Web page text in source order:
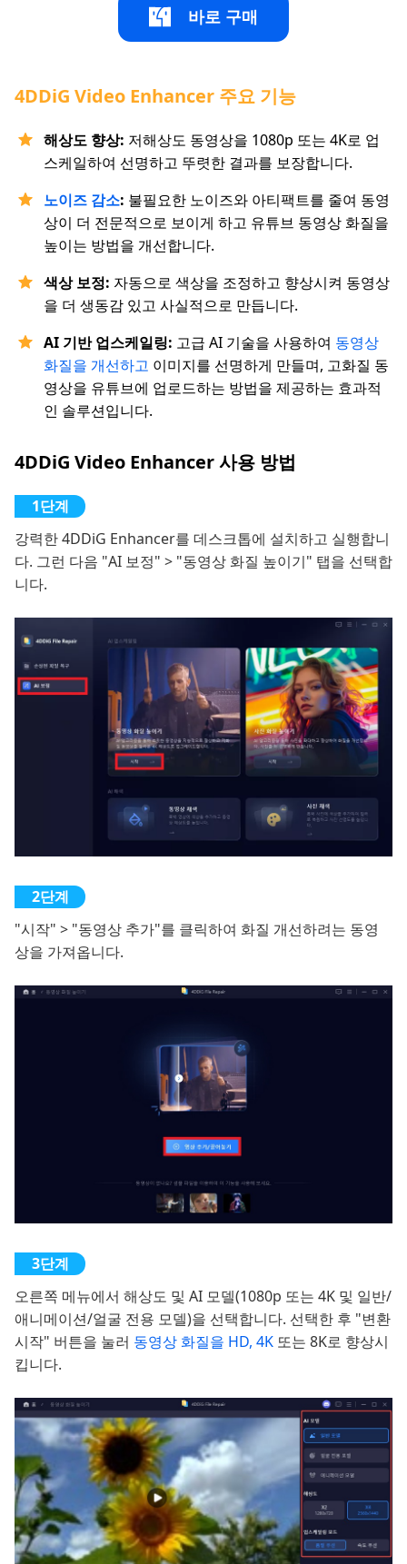
바로 구매
4DDiG Video Enhancer 주요 기능
해상도 향상: 저해상도 동영상을 1080p 또는 4K로 업
스케일하여 선명하고 뚜렷한 결과를 보장합니다.
노이즈 감소: 불필요한 노이즈와 아티팩트를 줄여 동영
상이 더 전문적으로 보이게 하고 유튜브 동영상 화질을
높이는 방법을 개선합니다.
색상 보정: 자동으로 색상을 조정하고 향상시켜 동영상
을 더 생동감 있고 사실적으로 만듭니다.
AI 기반 업스케일링: 고급 AI 기술을 사용하여 동영상
화질을 개선하고 이미지를 선명하게 만들며, 고화질 동
영상을 유튜브에 업로드하는 방법을 제공하는 효과적
인 솔루션입니다.
4DDiG Video Enhancer 사용 방법
강력한 4DDiG Enhancer를 데스크톱에 설치하고 실행합니
다. 그런 다음 "AI 보정" > "동영상 화질 높이기" 탭을 선택합
니다.
"시작" > "동영상 추가"를 클릭하여 화질 개선하려는 동영
상을 가져옵니다.
오른쪽 메뉴에서 해상도 및 AI 모델(1080p 또는 4K 및 일반/
애니메이션/얼굴 전용 모델)을 선택합니다. 선택한 후 "변환
시작" 버튼을 눌러 동영상 화질을 HD, 4K 또는 8K로 향상시
킵니다.